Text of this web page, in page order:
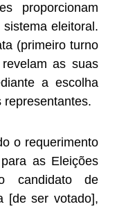
proporcionam
eleitoral.
(primeiro turno
as suas
a escolha
representantes.
o requerimento
as Eleições
candidato de
[de ser votado],